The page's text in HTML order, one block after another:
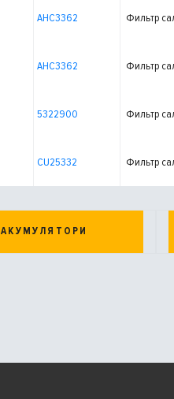
AHC3362 Фильтр
AHC3362 Фильтр
5322900 Фильтр
CU25332 Фильтр
АКУМУЛЯТОРИ